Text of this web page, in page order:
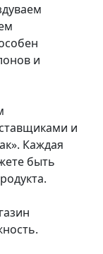
и
и
Каждая
быть